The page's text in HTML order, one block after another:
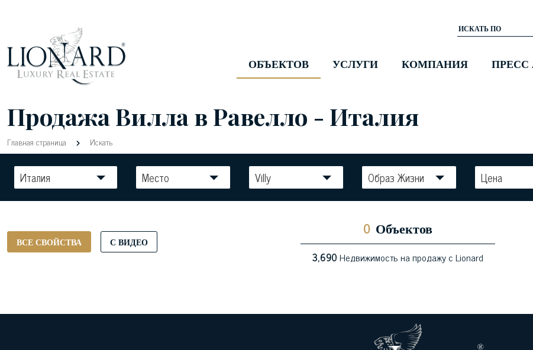
ОБЪЕКТОВ УСЛУГИ КОМПАНИЯ ПРЕСС
Продажа Вилла в Равелло - Италия
Главная страница Искать
Италия Место Villy Образ Жизни Цена
ВСЕ СВОЙСТВА С ВИДЕО
0 Объектов
3,690Недвижимость на продажу с Lionard